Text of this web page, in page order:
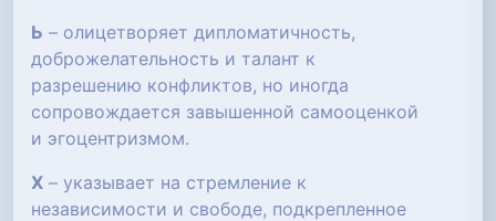
Ь – олицетворяет дипломатичность,
доброжелательность и талант к
разрешению конфликтов, но иногда
сопровождается завышенной самооценкой
и эгоцентризмом.
Х – указывает на стремление к
независимости и свободе, подкрепленное